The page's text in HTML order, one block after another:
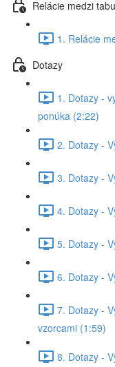
Relácie medzi
1. Relácie
Dotazy
1. Dotazy -
ponúka (2:22)
2. Dotazy -
3. Dotazy -
4. Dotazy -
5. Dotazy -
6. Dotazy -
7. Dotazy -
vzorcami (1:59)
8. Dotazy -